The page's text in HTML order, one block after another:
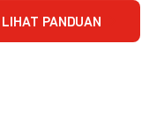
LIHAT PANDUAN